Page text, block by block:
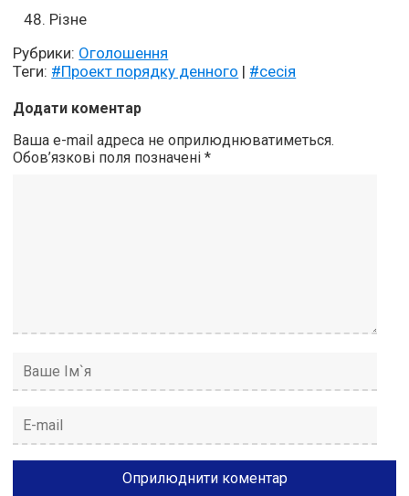
Різне
Рубрики: Оголошення
Теги: #Проект порядку денного | #сесія
Додати коментар
Ваша e-mail адреса не оприлюднюватиметься.
Обов’язкові поля позначені*